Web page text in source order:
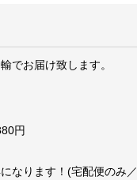
でお届け致します。
円
なります！(宅配便のみ／